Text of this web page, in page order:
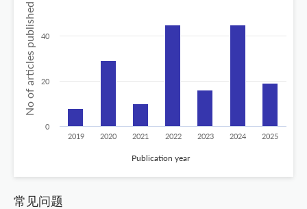
No of articles published
Publication year
2019 2020 2021 2022 2023 2024 2025
0
20
40
常见问题